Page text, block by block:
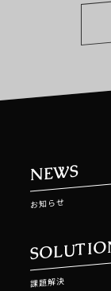
NEWS
お知らせ
課題解決